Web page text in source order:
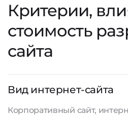
Критерии,
стоимость
сайта
Вид интернет-сайта
Корпоративный сайт,